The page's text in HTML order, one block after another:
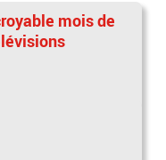
mois de